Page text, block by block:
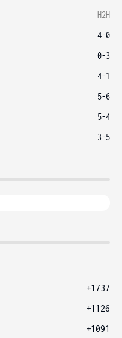
H2H
4-0
0-3
4-1
5-6
5-4
3-5
+1737
+1126
+1091